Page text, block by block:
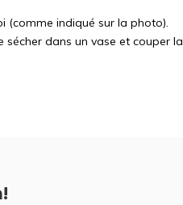
(comme indiqué sur la photo).
dans un vase et couper la